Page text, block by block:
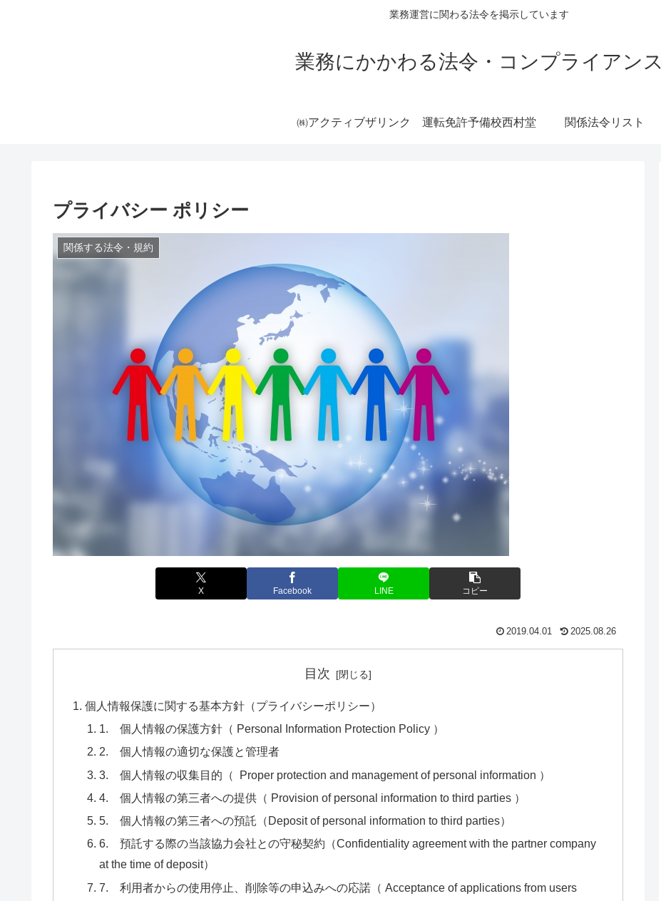
業務運営に関わる法令を掲示しています
業務にかかわる法令・コンプライアンス
㈱アクティブザリンク 運転免許予備校西村堂 関係法令リスト
プライバシー ポリシー
関係する法令・規約
X Facebook LINE コピー
2019.04.01 2025.08.26
目次
個人情報保護に関する基本方針（プライバシーポリシー）
1. 個人情報の保護方針（ Personal Information Protection Policy ）
2. 個人情報の適切な保護と管理者
3. 個人情報の収集目的（ Proper protection and management of personal information ）
4. 個人情報の第三者への提供（ Provision of personal information to third parties ）
5. 個人情報の第三者への預託（Deposit of personal information to third parties）
6. 預託する際の当該協力会社との守秘契約（Confidentiality agreement with the partner company
at the time of deposit）
7. 利用者からの使用停止、削除等の申込みへの応諾（ Acceptance of applications from users